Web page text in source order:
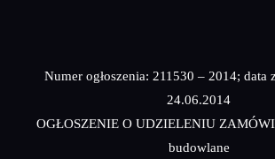
Numer ogłoszenia: 211530 – 2014; data
24.06.2014
OGŁOSZENIE O UDZIELENIU
budowlane